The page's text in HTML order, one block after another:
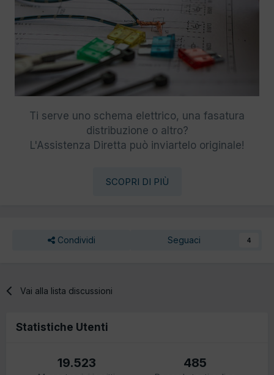
Ti serve uno schema elettrico, una fasatura
distribuzione o altro?
L'Assistenza Diretta può inviartelo originale!
SCOPRI DI PIÙ
Condividi Seguaci 4
Vai alla lista discussioni
Statistiche Utenti
19.523 485